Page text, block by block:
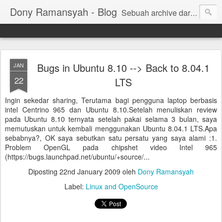
Dony Ramansyah - Blog Sebuah archive dari kehidupan - log dari perjalanan dan tujuan | Fell Free ... ( archive of live, log of journey and target | Fell Free ...)
JAN
22
Bugs in Ubuntu 8.10 --> Back to 8.04.1
LTS
Ingin sekedar sharing, Terutama bagi pengguna laptop berbasis
intel Centrino 965 dan Ubuntu 8.10.Setelah menuliskan review
pada Ubuntu 8.10 ternyata setelah pakai selama 3 bulan, saya
memutuskan untuk kembali menggunakan Ubuntu 8.04.1 LTS.Apa
sebabnya?, OK saya sebutkan satu persatu yang saya alami :1.
Problem OpenGL pada chipshet video Intel 965
(https://bugs.launchpad.net/ubuntu/+source/...
Diposting 22nd January 2009 oleh Dony Ramansyah
Label: Linux and OpenSource